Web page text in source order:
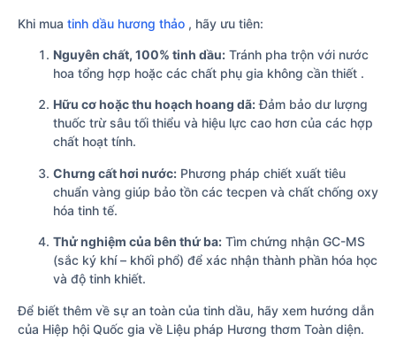
Khi mua tinh dầu hương thảo , hãy ưu tiên:
Nguyên chất, 100% tinh dầu: Tránh pha trộn với nước
hoa tổng hợp hoặc các chất phụ gia không cần thiết .
Hữu cơ hoặc thu hoạch hoang dã:Đảm bảo dư lượng
thuốc trừ sâu tối thiểu và hiệu lực cao hơn của các hợp
chất hoạt tính.
Chưng cất hơi nước: Phương pháp chiết xuất tiêu
chuẩn vàng giúp bảo tồn các tecpen và chất chống oxy
hóa tinh tế.
Thử nghiệm của bên thứ ba: Tìm chứng nhận GC-MS
(sắc ký khí – khối phổ) để xác nhận thành phần hóa học
và độ tinh khiết.
Để biết thêm về sự an toàn của tinh dầu, hãy xem hướng dẫn
của Hiệp hội Quốc gia về Liệu pháp Hương thơm Toàn diện.